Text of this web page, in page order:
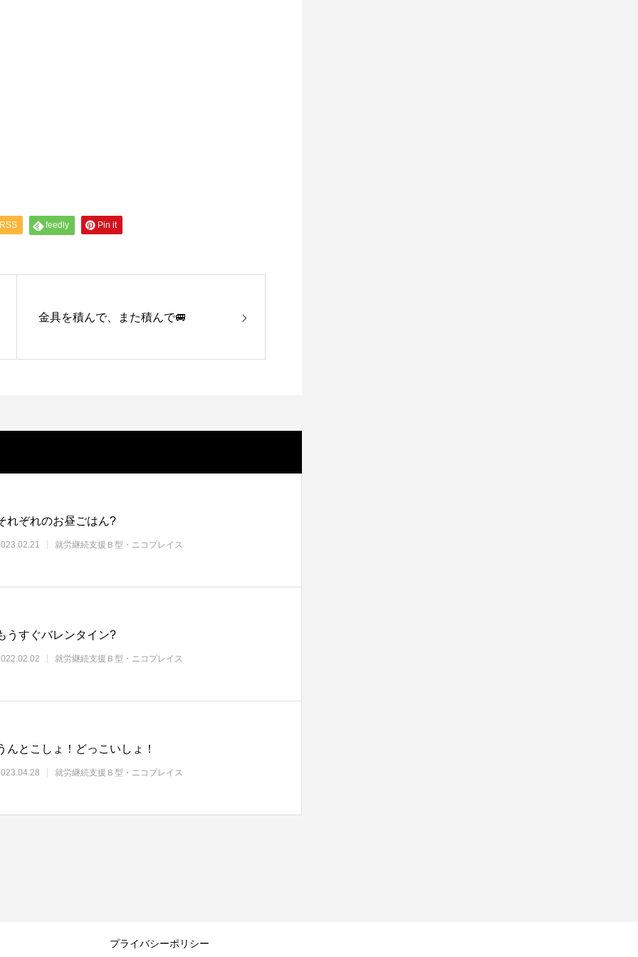
RSS feedly Pin it
金具を積んで、また積んで🚐
れぞれのお昼ごはん?
就労継続支援Ｂ型・ニコプレイス
うすぐバレンタイン?
就労継続支援Ｂ型・ニコプレイス
んとこしょ！どっこいしょ！
就労継続支援Ｂ型・ニコプレイス
プライバシーポリシー